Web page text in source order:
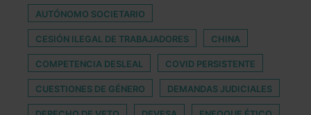
AUTÓNOMO SOCIETARIO
CESIÓN ILEGAL DE TRABAJADORES CHINA
COMPETENCIA DESLEAL COVID PERSISTENTE
CUESTIONES DE GÉNERO DEMANDAS JUDICIALES